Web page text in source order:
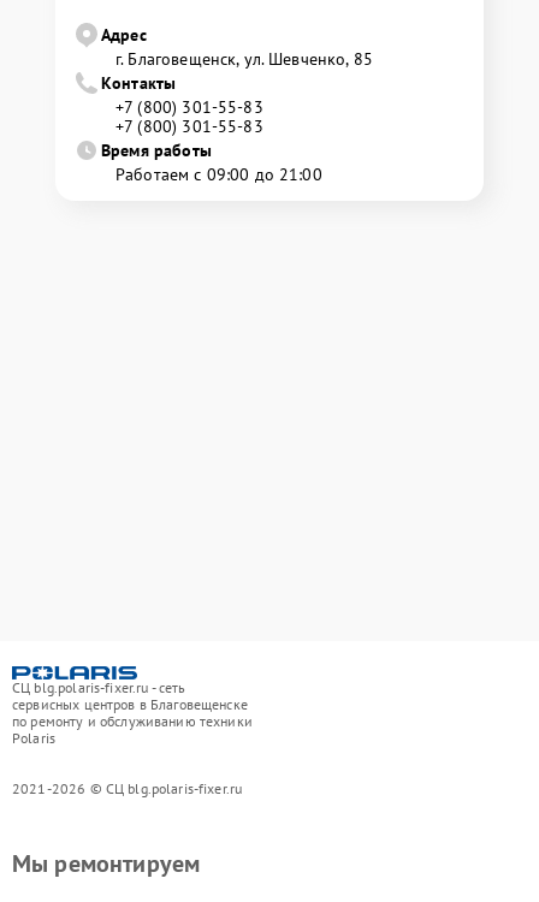
Адрес
г. Благовещенск, ул. Шевченко, 85
Контакты
+7 (800) 301-55-83
+7 (800) 301-55-83
Время работы
Работаем с 09:00 до 21:00
СЦ blg.polaris-fixer.ru - сеть
сервисных центров в Благовещенске
по ремонту и обслуживанию техники
Polaris
2021-2026 © СЦ blg.polaris-fixer.ru
Мы ремонтируем